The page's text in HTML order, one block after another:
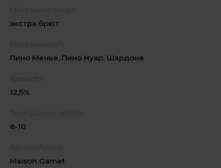
экстра брют
Пино Менье, Пино Нуар, Шардоне
12,5%
8-10
Maison Gamet